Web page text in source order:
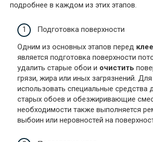
подробнее в каждом из этих этапов.
Подготовка поверхности
Одним из основных этапов перед
является подготовка поверхности
удалить старые обои и очистить
грязи, жира или иных загрязнений.
использовать специальные средства
старых обоев и обезжиривающие
необходимости также выполняется
выбоин или неровностей на